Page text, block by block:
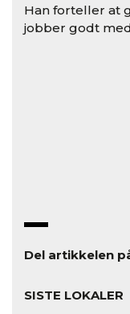
Han forteller at
jobber godt
Del artikkelen
SISTE LOKALER